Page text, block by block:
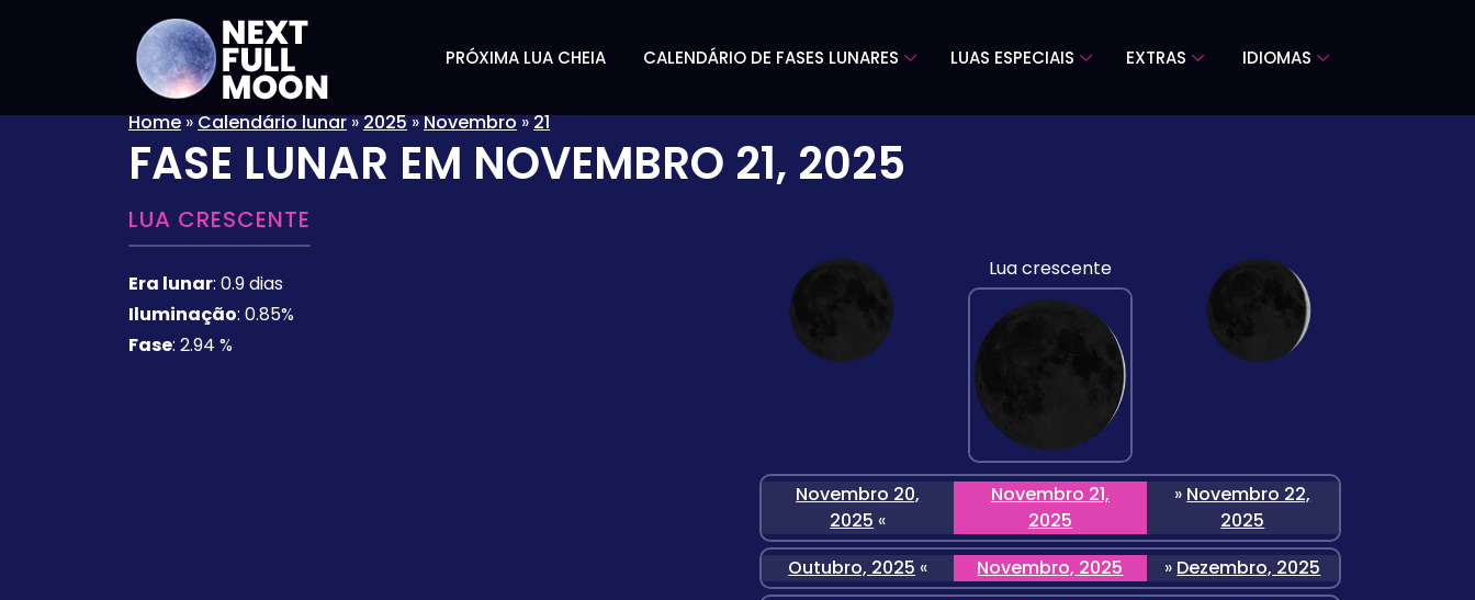
PRÓXIMA LUA CHEIA CALENDÁRIO DE FASES LUNARES LUAS ESPECIAIS EXTRAS IDIOMAS
Home»Calendário lunar»2025»Novembro»21
FASE LUNAR EM NOVEMBRO 21, 2025
LUA CRESCENTE
Era lunar: 0.9 dias
Iluminação: 0.85%
Fase: 2.94 %
Lua crescente
Novembro 20,
2025 «
Novembro 21,
2025
» Novembro 22,
2025
Outubro, 2025 « Novembro, 2025 » Dezembro, 2025